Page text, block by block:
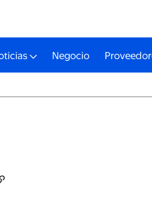
Negocio